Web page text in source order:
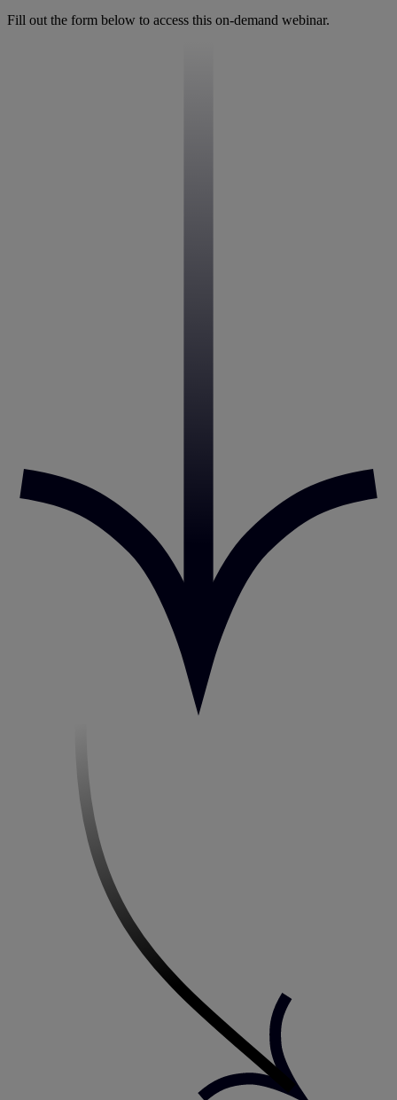
Fill out the form below to access this on-demand webinar.